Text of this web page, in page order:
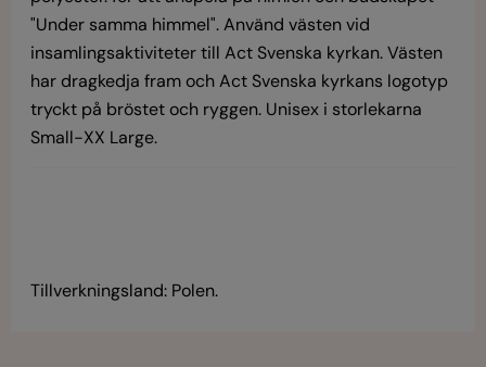
"Under samma himmel". Använd västen vid
insamlingsaktiviteter till Act Svenska kyrkan. Västen
har dragkedja fram och Act Svenska kyrkans logotyp
tryckt på bröstet och ryggen. Unisex i storlekarna
Small-XX Large.
Tillverkningsland: Polen.